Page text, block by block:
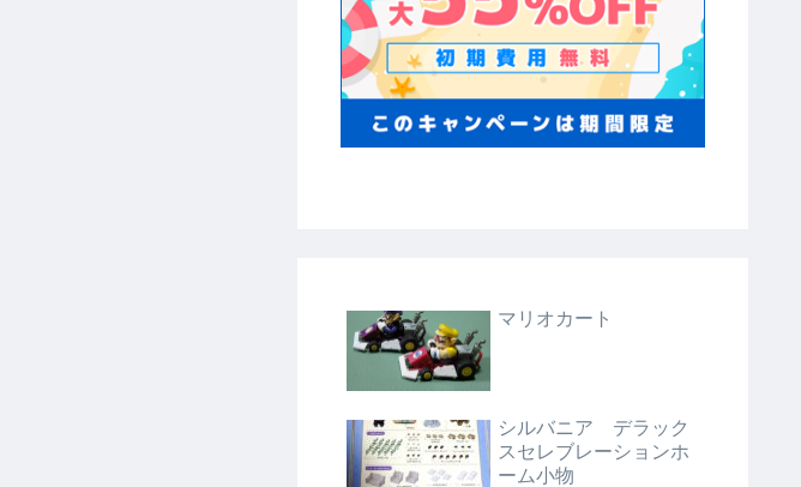
マリオカート
シルバニア デラック
スセレブレーションホ
ーム小物